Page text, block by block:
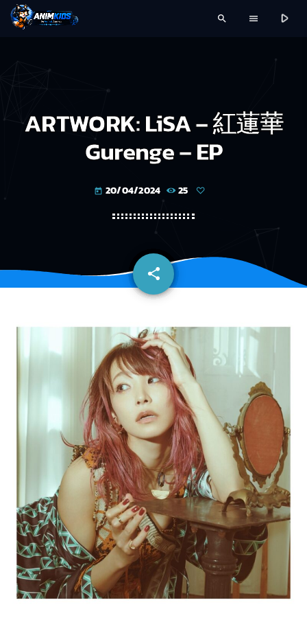
search menu play_arrow
ARTWORK: LiSA – 紅蓮華
Gurenge – EP
today 20/04/2024 25
share
email